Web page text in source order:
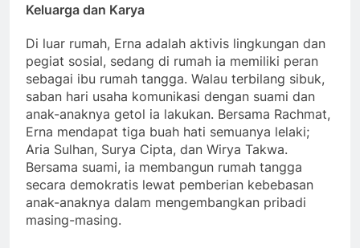
Keluarga dan Karya
Di luar rumah, Erna adalah aktivis lingkungan dan
pegiat sosial, sedang di rumah ia memiliki peran
sebagai ibu rumah tangga. Walau terbilang sibuk,
saban hari usaha komunikasi dengan suami dan
anak-anaknya getol ia lakukan. Bersama Rachmat,
Erna mendapat tiga buah hati semuanya lelaki;
Aria Sulhan, Surya Cipta, dan Wirya Takwa.
Bersama suami, ia membangun rumah tangga
secara demokratis lewat pemberian kebebasan
anak-anaknya dalam mengembangkan pribadi
masing-masing.